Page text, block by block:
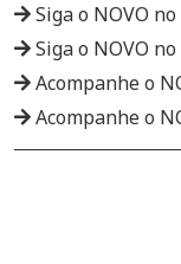
Siga o NOVO no
Siga o NOVO no
Acompanhe o
Acompanhe o